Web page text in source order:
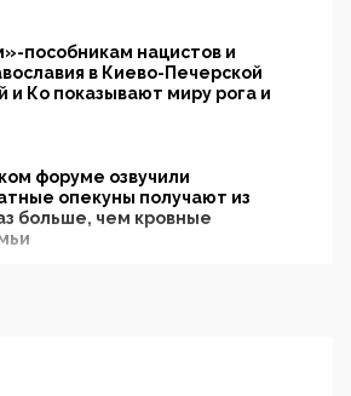
пособникам нацистов и
в Киево-Печерской
и Ко показывают миру рога и
форуме озвучили
опекуны получают из
больше, чем кровные